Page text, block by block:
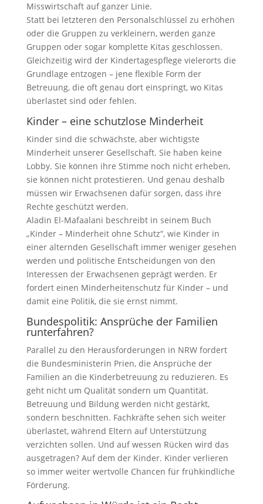
Misswirtschaft auf ganzer Linie.
Statt bei letzteren den Personalschlüssel zu erhöhen
oder die Gruppen zu verkleinern, werden ganze
Gruppen oder sogar komplette Kitas geschlossen.
Gleichzeitig wird der Kindertagespflege vielerorts die
Grundlage entzogen – jene flexible Form der
Betreuung, die oft genau dort einspringt, wo Kitas
überlastet sind oder fehlen.
Kinder – eine schutzlose Minderheit
Kinder sind die schwächste, aber wichtigste
Minderheit unserer Gesellschaft. Sie haben keine
Lobby. Sie können ihre Stimme noch nicht erheben,
sie können nicht protestieren. Und genau deshalb
müssen wir Erwachsenen dafür sorgen, dass ihre
Rechte geschützt werden.
Aladin El-Mafaalani beschreibt in seinem Buch
„Kinder – Minderheit ohne Schutz“, wie Kinder in
einer alternden Gesellschaft immer weniger gesehen
werden und politische Entscheidungen von den
Interessen der Erwachsenen geprägt werden. Er
fordert einen Minderheitenschutz für Kinder – und
damit eine Politik, die sie ernst nimmt.
Bundespolitik: Ansprüche der Familien
runterfahren?
Parallel zu den Herausforderungen in NRW fordert
die Bundesministerin Prien, die Ansprüche der
Familien an die Kinderbetreuung zu reduzieren. Es
geht nicht um Qualität sondern um Quantität.
Betreuung und Bildung werden nicht gestärkt,
sondern beschnitten. Fachkräfte sehen sich weiter
überlastet, während Eltern auf Unterstützung
verzichten sollen. Und auf wessen Rücken wird das
ausgetragen? Auf dem der Kinder. Kinder verlieren
so immer weiter wertvolle Chancen für frühkindliche
Förderung.